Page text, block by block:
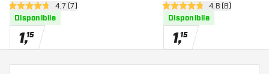
apri pannello recensioni
4.7 stelle di valutazione
4.7 (7)
Disponibile
1,15
apri pannello
4.8 stelle di valutazione
4.8 (8)
Disponibile
1,15